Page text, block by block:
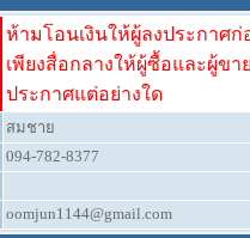
ห้ามโอนเงินให้ผู้ลงประกาศ
เพียงสื่อกลางให้ผู้ซื้อและผู้ข
ประกาศแต่อย่างใด
สมชาย
094-782-8377
oomjun1144@gmail.com